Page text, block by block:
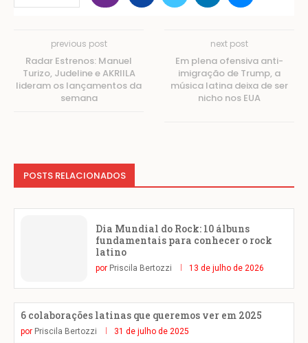
previous post
Radar Estrenos: Manuel
Turizo, Judeline e AKRIILA
lideram os lançamentos da
semana
next post
Em plena ofensiva anti-
imigração de Trump, a
música latina deixa de ser
nicho nos EUA
POSTS RELACIONADOS
Dia Mundial do Rock: 10 álbuns
fundamentais para conhecer o rock
latino
por Priscila Bertozzi 13 de julho de 2026
6 colaborações latinas que queremos ver em 2025
por Priscila Bertozzi 31 de julho de 2025